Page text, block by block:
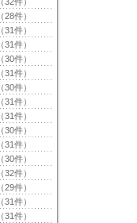
（28件）
（31件）
（31件）
（30件）
（31件）
（30件）
（31件）
（31件）
（30件）
（31件）
（30件）
（32件）
（29件）
（31件）
（31件）